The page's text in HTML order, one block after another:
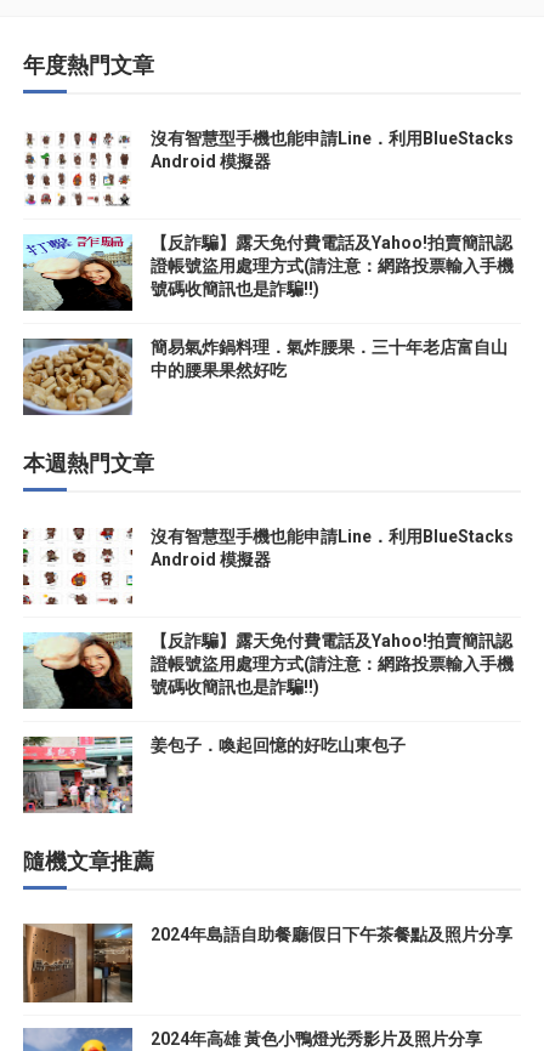
年度熱門文章
沒有智慧型手機也能申請Line．利用BlueStacks
Android 模擬器
【反詐騙】露天免付費電話及Yahoo!拍賣簡訊認
證帳號盜用處理方式(請注意：網路投票輸入手機
號碼收簡訊也是詐騙!!)
簡易氣炸鍋料理．氣炸腰果．三十年老店富自山
中的腰果果然好吃
本週熱門文章
沒有智慧型手機也能申請Line．利用BlueStacks
Android 模擬器
【反詐騙】露天免付費電話及Yahoo!拍賣簡訊認
證帳號盜用處理方式(請注意：網路投票輸入手機
號碼收簡訊也是詐騙!!)
姜包子．喚起回憶的好吃山東包子
隨機文章推薦
2024年島語自助餐廳假日下午茶餐點及照片分享
2024年高雄 黃色小鴨燈光秀影片及照片分享